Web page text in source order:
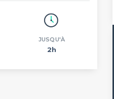
JUSQU'À
2h